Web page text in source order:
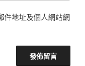
件地址及個人網站網